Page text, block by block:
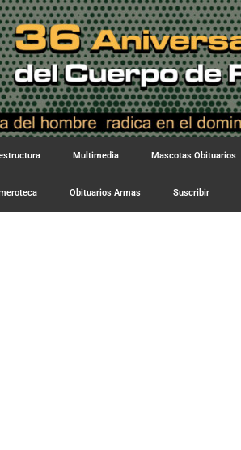
Multimedia Mascotas Obituarios
Obituarios Armas Suscribir